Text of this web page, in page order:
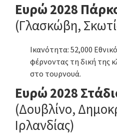
Ευρώ 2028
(Γλασκώβη,
Ικανότητα: 52,000
φέρνοντας τη δική της
στο τουρνουά.
Ευρώ 2028
(Δουβλίνο,
Ιρλανδίας)